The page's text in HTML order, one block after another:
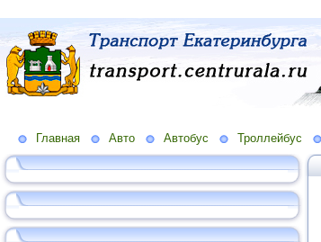
Главная Авто Автобус Троллейбус